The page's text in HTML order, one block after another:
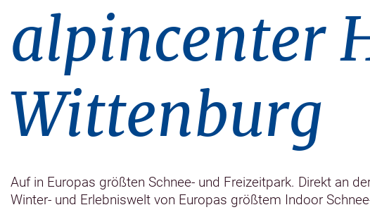
alpincenter
Wittenburg
Auf in Europas größten Schnee- und Freizeitpark. Direkt an
Winter- und Erlebniswelt von Europas größtem Indoor